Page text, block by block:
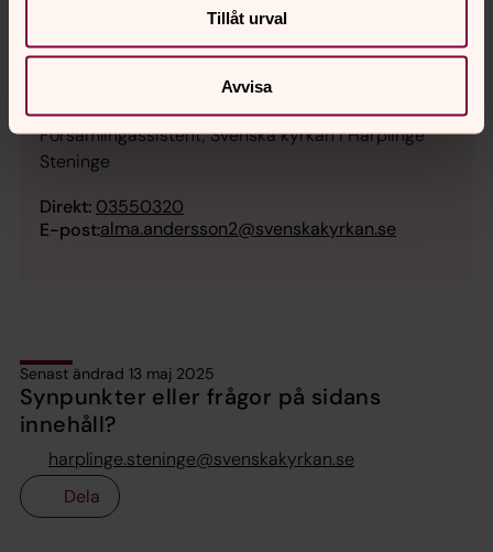
Tillåt urval
Avvisa
Alma Andersson
Församlingassistent, Svenska kyrkan i Harplinge
Steninge
Direkt: 03550320
E-post:alma.andersson2@svenskakyrkan.se
Senast ändrad 13 maj 2025
Synpunkter eller frågor på sidans
innehåll?
harplinge.steninge@svenskakyrkan.se
Dela